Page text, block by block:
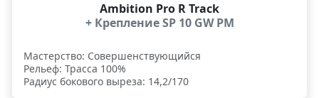
Ambition Pro R Track
+ Крепление SP 10 GW PM
Мастерство: Совершенствующийся
Рельеф: Трасса 100%
Радиус бокового выреза: 14,2/170